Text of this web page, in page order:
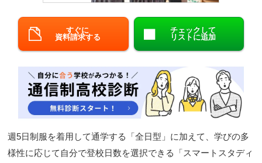
閉じる
すぐに
資料請求する
チェックして
リストに追加
週5日制服を着用して通学する「全日型」に加えて、学びの多
様性に応じて自分で登校日数を選択できる「スマートスタディ